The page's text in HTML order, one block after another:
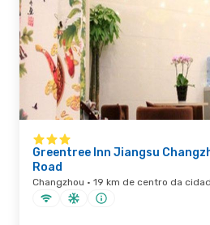
Greentree Inn Jiangsu
Road
Changzhou · 19 km de centro da